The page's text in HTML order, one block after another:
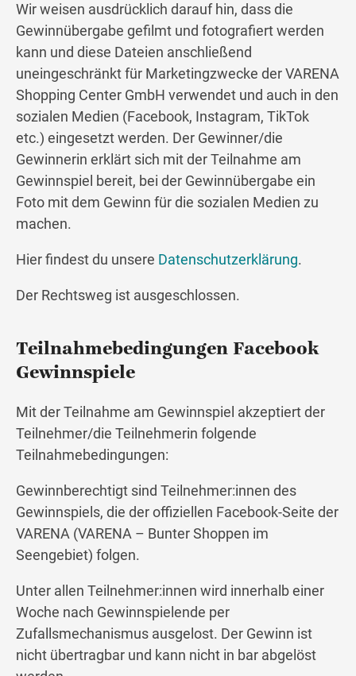
Wir weisen ausdrücklich darauf hin, dass die
Gewinnübergabe gefilmt und fotografiert werden
kann und diese Dateien anschließend
uneingeschränkt für Marketingzwecke der VARENA
Shopping Center GmbH verwendet und auch in den
sozialen Medien (Facebook, Instagram, TikTok
etc.) eingesetzt werden. Der Gewinner/die
Gewinnerin erklärt sich mit der Teilnahme am
Gewinnspiel bereit, bei der Gewinnübergabe ein
Foto mit dem Gewinn für die sozialen Medien zu
machen.
Hier findest du unsere Datenschutzerklärung.
Der Rechtsweg ist ausgeschlossen.
Teilnahmebedingungen Facebook
Gewinnspiele
Mit der Teilnahme am Gewinnspiel akzeptiert der
Teilnehmer/die Teilnehmerin folgende
Teilnahmebedingungen:
Gewinnberechtigt sind Teilnehmer:innen des
Gewinnspiels, die der offiziellen Facebook-Seite der
VARENA (VARENA – Bunter Shoppen im
Seengebiet) folgen.
Unter allen Teilnehmer:innen wird innerhalb einer
Woche nach Gewinnspielende per
Zufallsmechanismus ausgelost. Der Gewinn ist
nicht übertragbar und kann nicht in bar abgelöst